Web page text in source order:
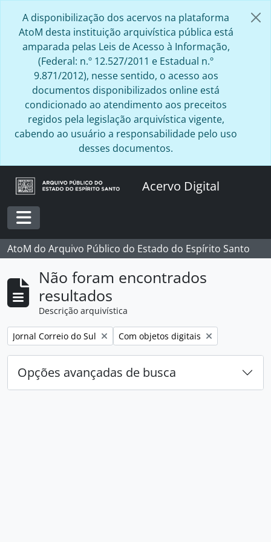
A disponibilização dos acervos na plataforma
AtoM desta instituição arquivística pública está
amparada pelas Leis de Acesso à Informação,
(Federal: n.º 12.527/2011 e Estadual n.º
9.871/2012), nesse sentido, o acesso aos
documentos disponibilizados online está
condicionado ao atendimento aos preceitos
regidos pela legislação arquivística vigente,
cabendo ao usuário a responsabilidade pelo uso
desses documentos.
Acervo Digital
Toggle navigation
AtoM do Arquivo Público do Estado do Espírito Santo
Não foram encontrados
resultados
Descrição arquivística
Remover filtro:
Jornal Correio do Sul Remover filtro:
Com objetos digitais
Opções avançadas de busca